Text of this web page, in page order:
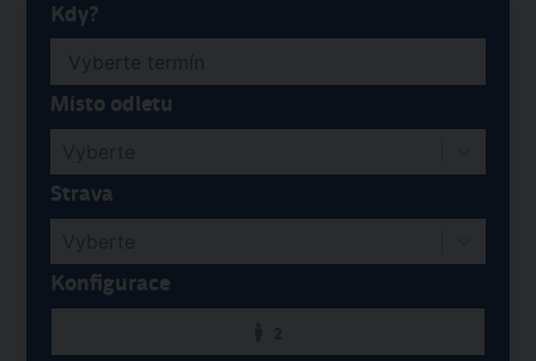
Kdy?
Místo odletu
Strava
Konfigurace